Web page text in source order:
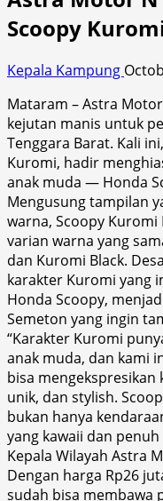
Scoopy
Kepala Kampung
Mataram – Astra
kejutan manis untuk
Tenggara Barat. Kali
Kuromi, hadir
anak muda — Honda
Mengusung tampilan
warna, Scoopy
varian warna yang
dan Kuromi Black.
karakter Kuromi yang
Honda Scoopy,
Semeton yang ingin
“Karakter Kuromi
anak muda, dan kami
bisa mengekspresikan
unik, dan stylish.
bukan hanya
yang kawaii dan
Kepala Wilayah Astra
Dengan harga Rp26
sudah bisa membawa